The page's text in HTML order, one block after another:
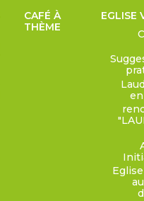
CAFÉ À
THÈME
EGLISE